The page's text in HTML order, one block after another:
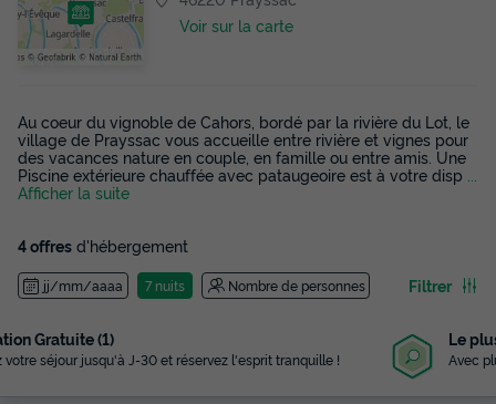
Voir sur la carte
Au coeur du vignoble de Cahors, bordé par la rivière du Lot, le
village de Prayssac vous accueille entre rivière et vignes pour
des vacances nature en couple, en famille ou entre amis. Une
Piscine extérieure chauffée avec pataugeoire est à votre disp
Afficher la suite
4 offres d'hébergement
jj/mm/aaaa 7 nuits Nombre de personnes Filtrer
Le plus grand choix
Avec plus de 3 000 campings référencés